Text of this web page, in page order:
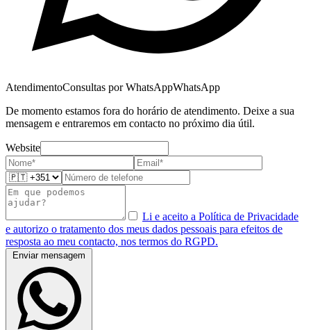
AtendimentoConsultas por WhatsAppWhatsApp
De momento estamos fora do horário de atendimento. Deixe a sua
mensagem e entraremos em contacto no próximo dia útil.
Website
Li e aceito a Política de Privacidade
e autorizo o tratamento dos meus dados pessoais para efeitos de
resposta ao meu contacto, nos termos do RGPD.